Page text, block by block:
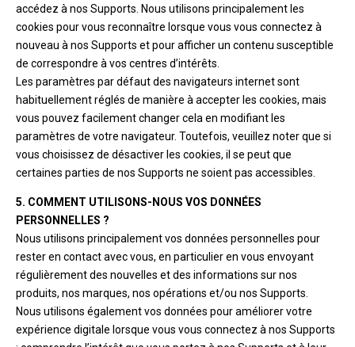
accédez à nos Supports. Nous utilisons principalement les
cookies pour vous reconnaître lorsque vous vous connectez à
nouveau à nos Supports et pour afficher un contenu susceptible
de correspondre à vos centres d’intérêts.
Les paramètres par défaut des navigateurs internet sont
habituellement réglés de manière à accepter les cookies, mais
vous pouvez facilement changer cela en modifiant les
paramètres de votre navigateur. Toutefois, veuillez noter que si
vous choisissez de désactiver les cookies, il se peut que
certaines parties de nos Supports ne soient pas accessibles.
5. COMMENT UTILISONS-NOUS VOS DONNÉES
PERSONNELLES ?
Nous utilisons principalement vos données personnelles pour
rester en contact avec vous, en particulier en vous envoyant
régulièrement des nouvelles et des informations sur nos
produits, nos marques, nos opérations et/ou nos Supports.
Nous utilisons également vos données pour améliorer votre
expérience digitale lorsque vous vous connectez à nos Supports